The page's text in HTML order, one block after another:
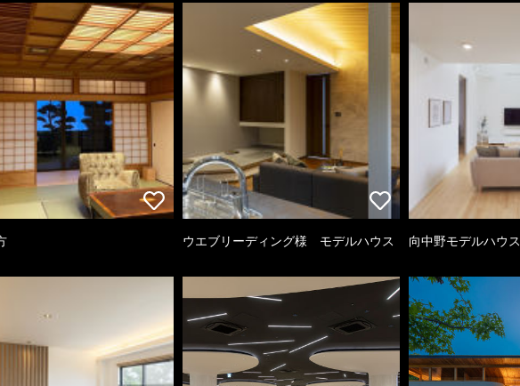
ウエブリーディング様 モデルハウス 向中野モデルハウス